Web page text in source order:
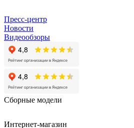
Пресс-центр
Новости
Видеообзоры
Сборные модели
Интернет-магазин